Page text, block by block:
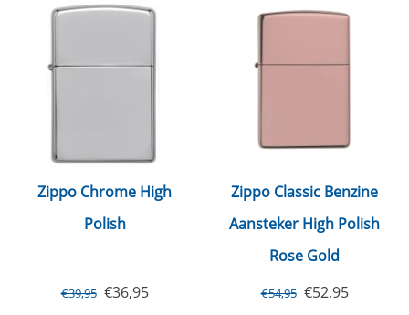
Zippo Chrome High
Polish
€39,95 €36,95
Zippo Classic Benzine
Aansteker High Polish
Rose Gold
€54,95 €52,95